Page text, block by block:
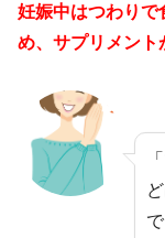
妊娠中はつわりで
め、サプリメント